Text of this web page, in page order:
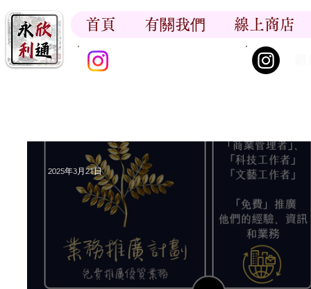
首頁 有關我們 線上商店
2025年3月21日